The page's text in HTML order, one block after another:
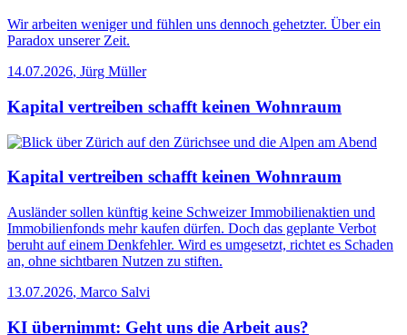
Wir arbeiten weniger und fühlen uns dennoch gehetzter. Über ein
Paradox unserer Zeit.
14.07.2026, Jürg Müller
Kapital vertreiben schafft keinen Wohnraum
Kapital vertreiben schafft keinen Wohnraum
Ausländer sollen künftig keine Schweizer Immobilienaktien und
Immobilienfonds mehr kaufen dürfen. Doch das geplante Verbot
beruht auf einem Denkfehler. Wird es umgesetzt, richtet es Schaden
an, ohne sichtbaren Nutzen zu stiften.
13.07.2026, Marco Salvi
KI übernimmt: Geht uns die Arbeit aus?